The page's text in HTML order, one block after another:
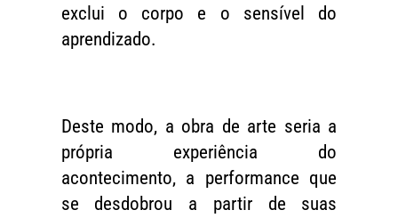
exclui o corpo e o sensível do
aprendizado.
Deste modo, a obra de arte seria a
própria experiência do
acontecimento, a performance que
se desdobrou a partir de suas